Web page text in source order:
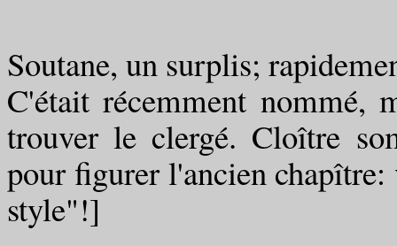
Soutane, un surplis;
C'était récemment nommé,
trouver le clergé. Cloître
pour figurer l'ancien
style"!]